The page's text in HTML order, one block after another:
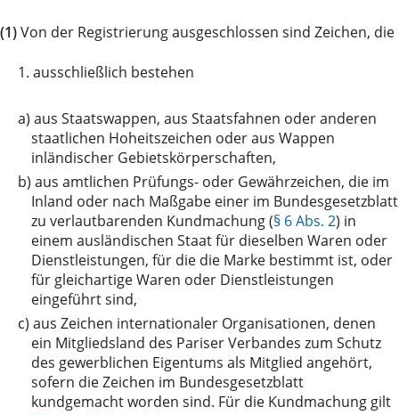
(1)Von der Registrierung ausgeschlossen sind Zeichen, die
1. ausschließlich bestehen
a) aus Staatswappen, aus Staatsfahnen oder anderen
staatlichen Hoheitszeichen oder aus Wappen
inländischer Gebietskörperschaften,
b) aus amtlichen Prüfungs- oder Gewährzeichen, die im
Inland oder nach Maßgabe einer im Bundesgesetzblatt
zu verlautbarenden Kundmachung (§ 6 Abs. 2) in
einem ausländischen Staat für dieselben Waren oder
Dienstleistungen, für die die Marke bestimmt ist, oder
für gleichartige Waren oder Dienstleistungen
eingeführt sind,
c) aus Zeichen internationaler Organisationen, denen
ein Mitgliedsland des Pariser Verbandes zum Schutz
des gewerblichen Eigentums als Mitglied angehört,
sofern die Zeichen im Bundesgesetzblatt
kundgemacht worden sind. Für die Kundmachung gilt